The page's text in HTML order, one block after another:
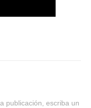
publicación, escriba un